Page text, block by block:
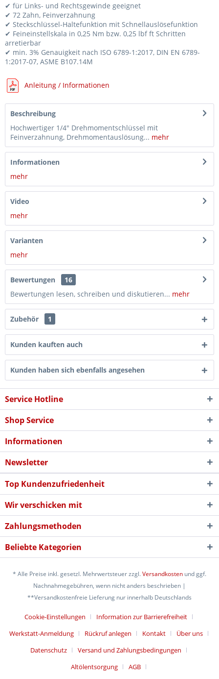
✔ für Links- und Rechtsgewinde geeignet
✔ 72 Zahn, Feinverzahnung
✔ Steckschlüssel-Haltefunktion mit Schnellauslösefunktion
✔ Feineinstellskala in 0,25 Nm bzw. 0,25 lbf ft Schritten
arretierbar
✔ min. 3% Genauigkeit nach ISO 6789-1:2017, DIN EN 6789-
1:2017-07, ASME B107.14M
Anleitung / Informationen
Beschreibung
Hochwertiger 1/4" Drehmomentschlüssel mit
Feinverzahnung, Drehmomentauslösung... mehr
Informationen
mehr
Video
mehr
Varianten
mehr
Bewertungen
16
Bewertungen lesen, schreiben und diskutieren... mehr
Zubehör 1
Kunden kauften auch
Kunden haben sich ebenfalls angesehen
Service Hotline
Shop Service
Informationen
Newsletter
Top Kundenzufriedenheit
Wir verschicken mit
Zahlungsmethoden
Beliebte Kategorien
* Alle Preise inkl. gesetzl. Mehrwertsteuer zzgl.Versandkosten und ggf.
Nachnahmegebühren, wenn nicht anders beschrieben |
**Versandkostenfreie Lieferung nur innerhalb Deutschlands
Cookie-Einstellungen
Information zur Barrierefreiheit
Werkstatt-Anmeldung
Rückruf anlegen Kontakt
Über uns
Datenschutz
Versand und Zahlungsbedingungen
Altölentsorgung
AGB